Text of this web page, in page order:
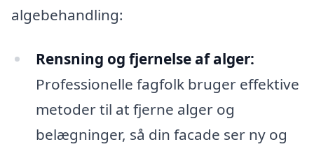
algebehandling:
Rensning og fjernelse af alger:
Professionelle fagfolk bruger effektive
metoder til at fjerne alger og
belægninger, så din facade ser ny og